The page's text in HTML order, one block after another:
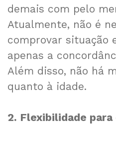
demais com pelo
Atualmente, não é
comprovar situação
apenas a
Além disso, não há
quanto à idade.
2. Flexibilidade